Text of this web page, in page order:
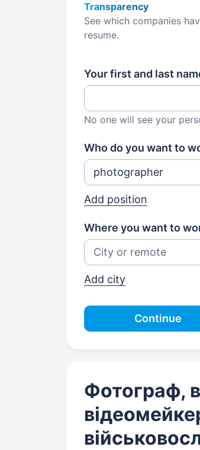
Transparency
See which companies
resume.
Your first and last
No one will see your
Who do you want to
Add position
Where you want to
Add city
Continue
Фотограф,